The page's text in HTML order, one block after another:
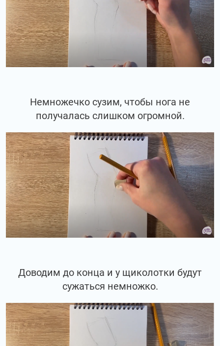
Немножечко сузим, чтобы нога не
получалась слишком огромной.
Доводим до конца и у щиколотки будут
сужаться немножко.